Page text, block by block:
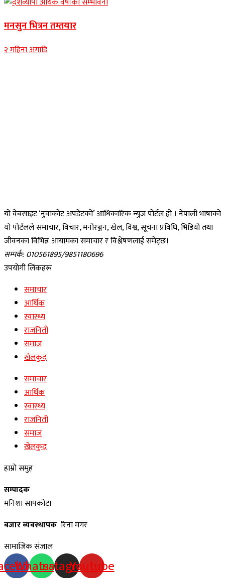
मनसुन भित्रन तम्तयार
२ महिना अगाडि
यो वेबसाइट ‘नुवाकोट अपडेटको’ आधिकारिक न्युज पोर्टल हो । नेपाली भाषाको
यो पोर्टलले समाचार, विचार, मनोरञ्जन, खेल, विश्व, सूचना प्रविधि, भिडियो तथा
जीवनका विभिन्न आयामका समाचार र विश्लेषणलाई समेट्छ।
सम्पर्क: 010561895/9851180696
उपयोगी लिंकहरू
समाचार
आर्थिक
स्वास्थ्य
राजनिती
समाज
खेलकुद
समाचार
आर्थिक
स्वास्थ्य
राजनिती
समाज
खेलकुद
हाम्रो समुह
सम्पादक
मनिशा सापकोटा
बजार ब्यबस्थापक रिना मगर
सामाजिक संजाल
Whatsapp
Instagram
Youtube